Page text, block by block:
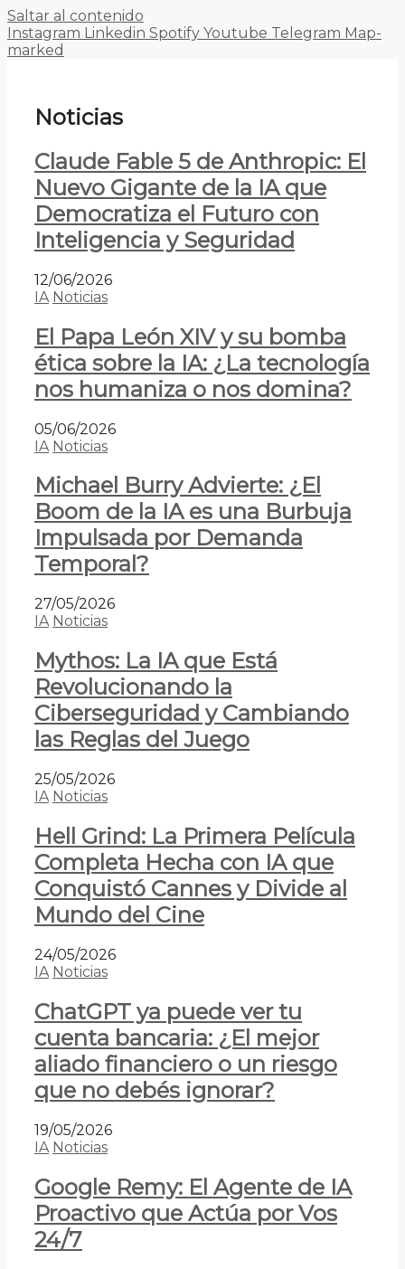
Saltar al contenido
Instagram Linkedin Spotify Youtube Telegram Map-
marked
Noticias
Claude Fable 5 de Anthropic: El
Nuevo Gigante de la IA que
Democratiza el Futuro con
Inteligencia y Seguridad
12/06/2026
IA Noticias
El Papa León XIV y su bomba
ética sobre la IA: ¿La tecnología
nos humaniza o nos domina?
05/06/2026
IA Noticias
Michael Burry Advierte: ¿El
Boom de la IA es una Burbuja
Impulsada por Demanda
Temporal?
27/05/2026
IA Noticias
Mythos: La IA que Está
Revolucionando la
Ciberseguridad y Cambiando
las Reglas del Juego
25/05/2026
IA Noticias
Hell Grind: La Primera Película
Completa Hecha con IA que
Conquistó Cannes y Divide al
Mundo del Cine
24/05/2026
IA Noticias
ChatGPT ya puede ver tu
cuenta bancaria: ¿El mejor
aliado financiero o un riesgo
que no debés ignorar?
19/05/2026
IA Noticias
Google Remy: El Agente de IA
Proactivo que Actúa por Vos
24/7